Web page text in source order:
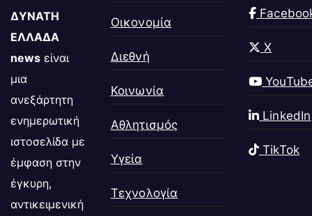
ΔΥΝΑΤΗ
ΕΛΛΑΔΑ
news είναι
μια
ανεξάρτητη
ενημερωτική
ιστοσελίδα με
έμφαση στην
έγκυρη,
αντικειμενική
Οικονομία
Διεθνή
Κοινωνία
Αθλητισμός
Υγεία
Τεχνολογία
X
LinkedIn
TikTok